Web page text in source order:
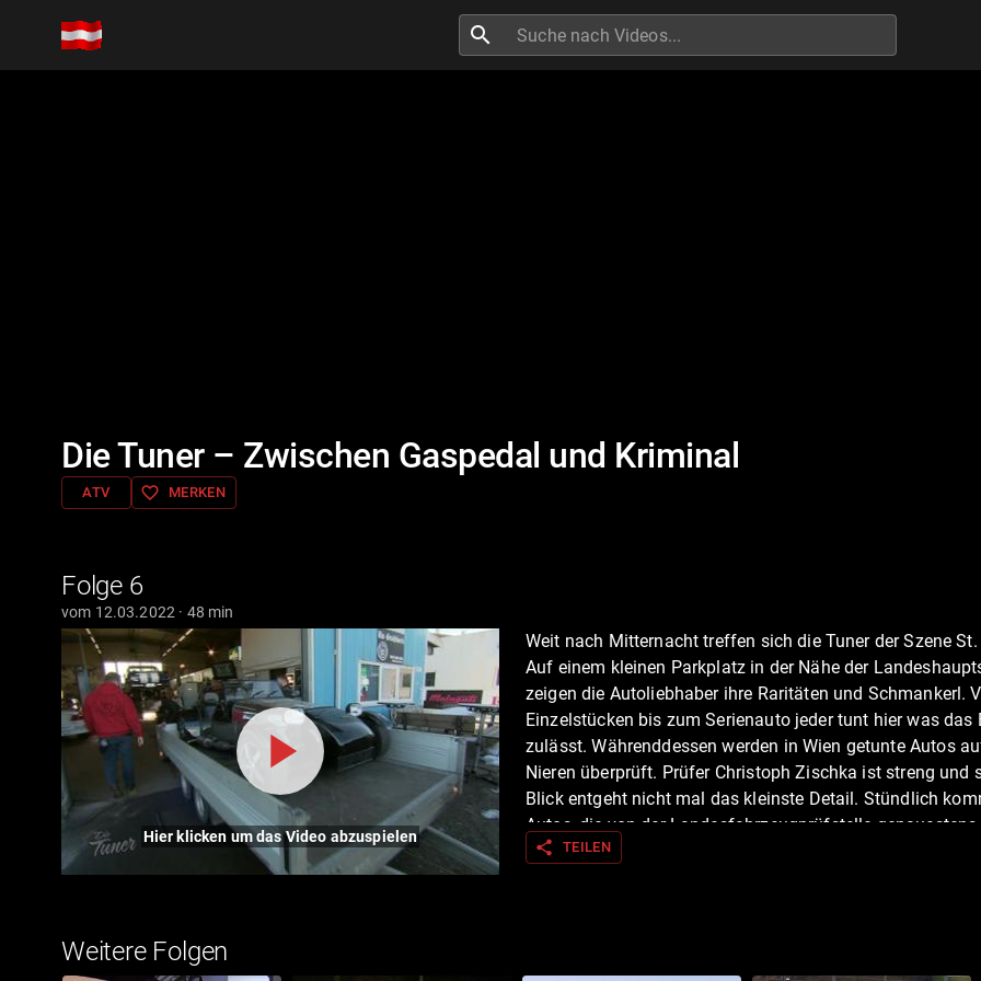
search
Die Tuner – Zwischen Gaspedal und Kriminal
ATV favorite_border MERKEN
Folge 6
vom 12.03.2022 · 48 min
Hier klicken um das Video abzuspielen
Weit nach Mitternacht treffen sich die Tuner der Szene St.
Auf einem kleinen Parkplatz in der Nähe der
zeigen die Autoliebhaber ihre Raritäten und Schmankerl.
Einzelstücken bis zum Serienauto jeder tunt hier was das
zulässt. Währenddessen werden in Wien getunte Autos
Nieren überprüft. Prüfer Christoph Zischka ist streng und
Blick entgeht nicht mal das kleinste Detail. Stündlich
Autos, die von der Landesfahrzeugprüfstelle genauestens
begutachtet werden. Und nicht alle können von dort
share TEILEN
Weitere Folgen